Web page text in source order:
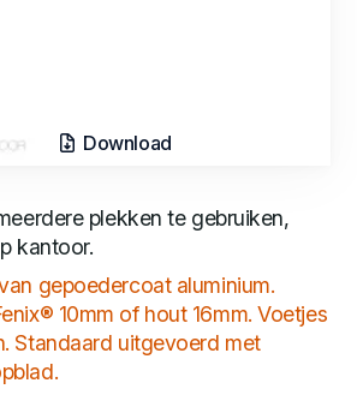
Download
plekken te gebruiken,
kantoor.
gepoedercoat aluminium.
10mm of hout 16mm. Voetjes
Standaard uitgevoerd met